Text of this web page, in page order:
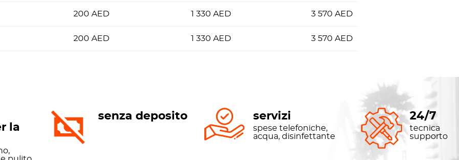
200 AED 1 330 AED 3 570 AED
200 AED 1 330 AED 3 570 AED
la
senza deposito servizi
spese telefoniche,
acqua, disinfettante
24/7
tecnica
supporto